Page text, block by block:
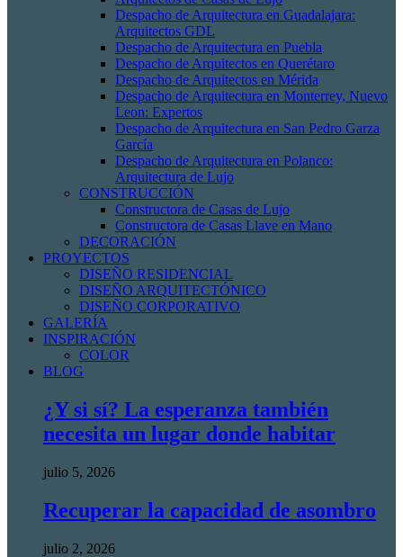
Despacho de Arquitectura en Guadalajara:
Arquitectos GDL
Despacho de Arquitectura en Puebla
Despacho de Arquitectos en Querétaro
Despacho de Arquitectos en Mérida
Despacho de Arquitectura en Monterrey, Nuevo
Leon: Expertos
Despacho de Arquitectura en San Pedro Garza
García
Despacho de Arquitectura en Polanco:
Arquitectura de Lujo
CONSTRUCCIÓN
Constructora de Casas de Lujo
Constructora de Casas Llave en Mano
DECORACIÓN
PROYECTOS
DISEÑO RESIDENCIAL
DISEÑO ARQUITECTÓNICO
DISEÑO CORPORATIVO
GALERÍA
INSPIRACIÓN
COLOR
BLOG
¿Y si sí? La esperanza también
necesita un lugar donde habitar
julio 5, 2026
Recuperar la capacidad de asombro
julio 2, 2026